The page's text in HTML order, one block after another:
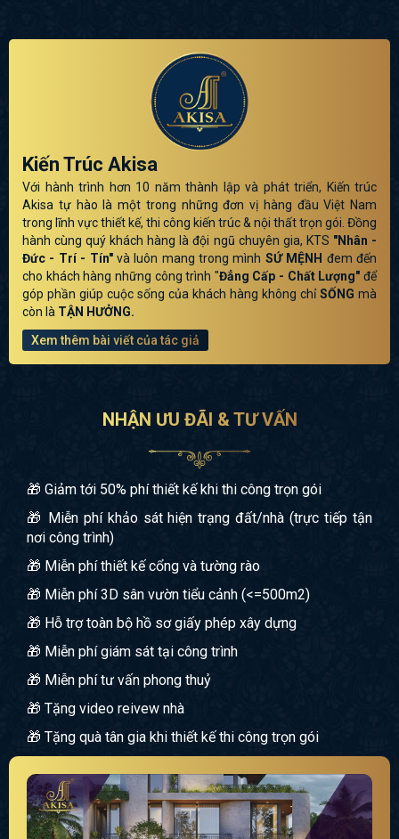
Kiến Trúc Akisa
Với hành trình hơn 10 năm thành lập và phát triển, Kiến trúc
Akisa tự hào là một trong những đơn vị hàng đầu Việt Nam
trong lĩnh vực thiết kế, thi công kiến trúc & nội thất trọn gói. Đồng
hành cùng quý khách hàng là đội ngũ chuyên gia, KTS "Nhân -
Đức - Trí - Tín"và luôn mang trong mình SỨ MỆNH đem đến
cho khách hàng những công trình "Đẳng Cấp - Chất Lượng" để
góp phần giúp cuộc sống của khách hàng không chỉSỐNG mà
còn là TẬN HƯỞNG.
Xem thêm bài viết của tác giả
NHẬN ƯU ĐÃI & TƯ VẤN
🎁 Giảm tới 50% phí thiết kế khi thi công trọn gói
🎁 Miễn phí khảo sát hiện trạng đất/nhà (trực tiếp tận
nơi công trình)
🎁 Miễn phí thiết kế cổng và tường rào
🎁 Miễn phí 3D sân vườn tiểu cảnh (<=500m2)
🎁 Hỗ trợ toàn bộ hồ sơ giấy phép xây dựng
🎁 Miễn phí giám sát tại công trình
🎁 Miễn phí tư vấn phong thuỷ
🎁 Tặng video reivew nhà
🎁 Tặng quà tân gia khi thiết kế thi công trọn gói